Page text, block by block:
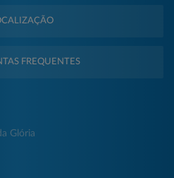
FREQUENTES
Glória